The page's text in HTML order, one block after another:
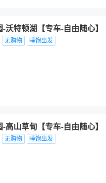
特顿湖【专车-自由随心】
无购物 睡饱出发
山草甸【专车-自由随心】
无购物 睡饱出发